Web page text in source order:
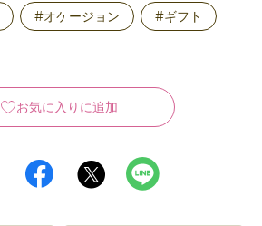
#オケージョン #ギフト
お気に入りに追加